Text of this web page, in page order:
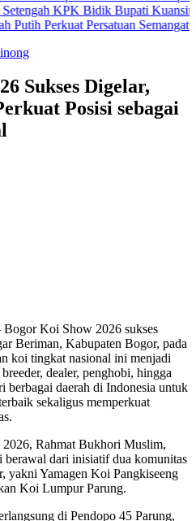
Bidik Bupati Kuansing
Persatuan Semangat
Sukses Digelar,
Posisi sebagai
Koi Show 2026 sukses
Beriman, Kabupaten Bogor, pada
koi tingkat nasional ini menjadi
dealer, penghobi, hingga
berbagai daerah di Indonesia untuk
sekaligus memperkuat
Rahmat Bukhori Muslim,
berawal dari inisiatif dua komunitas
yakni Yamagen Koi Pangkiseeng
Koi Lumpur Parung.
di Pendopo 45 Parung,